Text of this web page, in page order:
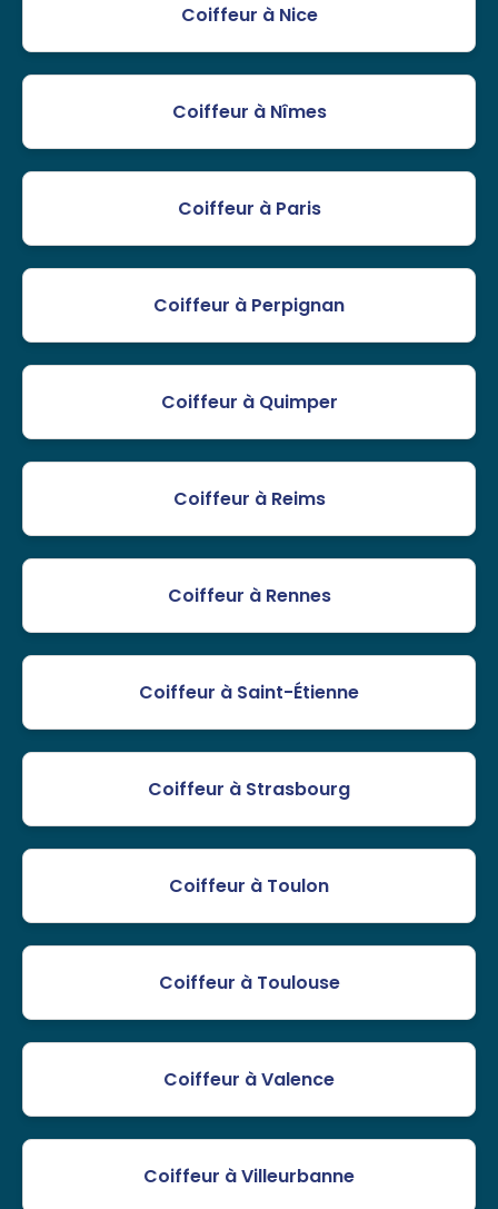
Coiffeur à Nice
Coiffeur à Nîmes
Coiffeur à Paris
Coiffeur à Perpignan
Coiffeur à Quimper
Coiffeur à Reims
Coiffeur à Rennes
Coiffeur à Saint-Étienne
Coiffeur à Strasbourg
Coiffeur à Toulon
Coiffeur à Toulouse
Coiffeur à Valence
Coiffeur à Villeurbanne